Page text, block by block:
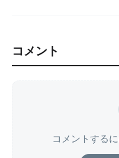
コメント
コメントする